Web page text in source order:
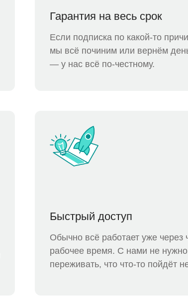
Гарантия на весь срок
Если подписка по какой-то
мы всё починим или вернём
— у нас всё по-честному.
Быстрый доступ
Обычно всё работает уже через
рабочее время. С нами не нужно
переживать, что что-то пойдёт